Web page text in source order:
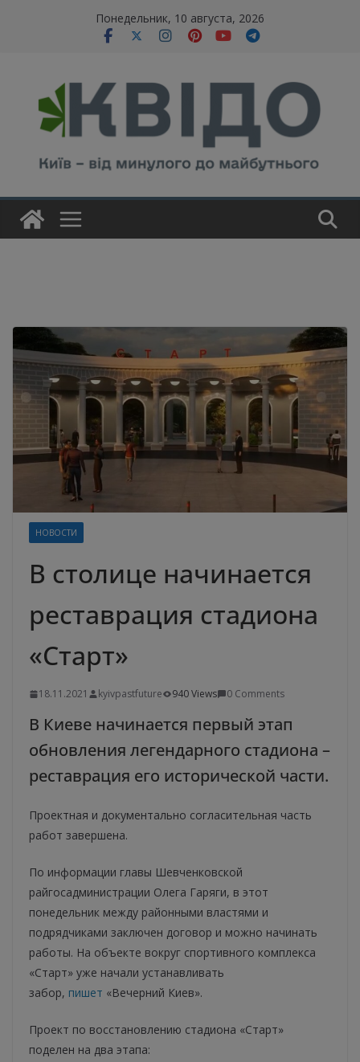
Понедельник, 10 августа, 2026
НОВОСТИ
В столице начинается
реставрация стадиона
«Старт»
18.11.2021 kyivpastfuture 940 Views 0 Comments
В Киеве начинается первый этап
обновления легендарного стадиона –
реставрация его исторической части.
Проектная и документально согласительная часть
работ завершена.
По информации главы Шевченковской
райгосадминистрации Олега Гаряги, в этот
понедельник между районными властями и
подрядчиками заключен договор и можно начинать
работы. На объекте вокруг спортивного комплекса
«Старт» уже начали устанавливать
забор, пишет «Вечерний Киев».
Проект по восстановлению стадиона «Старт»
поделен на два этапа:
modal-check